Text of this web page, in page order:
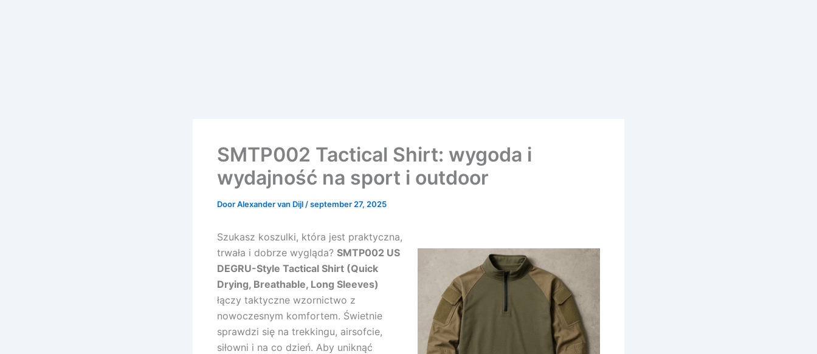
SMTP002 Tactical Shirt: wygoda i
wydajność na sport i outdoor
DoorAlexander van Dijl /september 27, 2025
Szukasz koszulki, która jest praktyczna,
trwała i dobrze wygląda? SMTP002 US
DEGRU-Style Tactical Shirt (Quick
Drying, Breathable, Long Sleeves)
łączy taktyczne wzornictwo z
nowoczesnym komfortem. Świetnie
sprawdzi się na trekkingu, airsofcie,
siłowni i na co dzień. Aby uniknąć